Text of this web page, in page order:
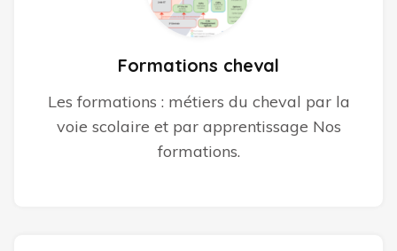
Formations cheval
Les formations : métiers du cheval par la
voie scolaire et par apprentissage Nos
formations.